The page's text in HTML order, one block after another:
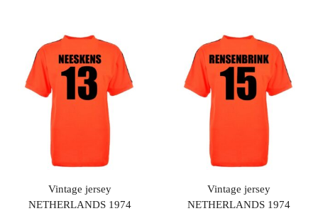
Vintage jersey
NETHERLANDS 1974
Vintage jersey
NETHERLANDS 1974